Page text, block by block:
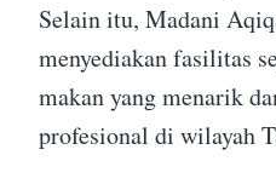
Selain itu, Madani
menyediakan fasilitas
makan yang menarik
profesional di wilayah